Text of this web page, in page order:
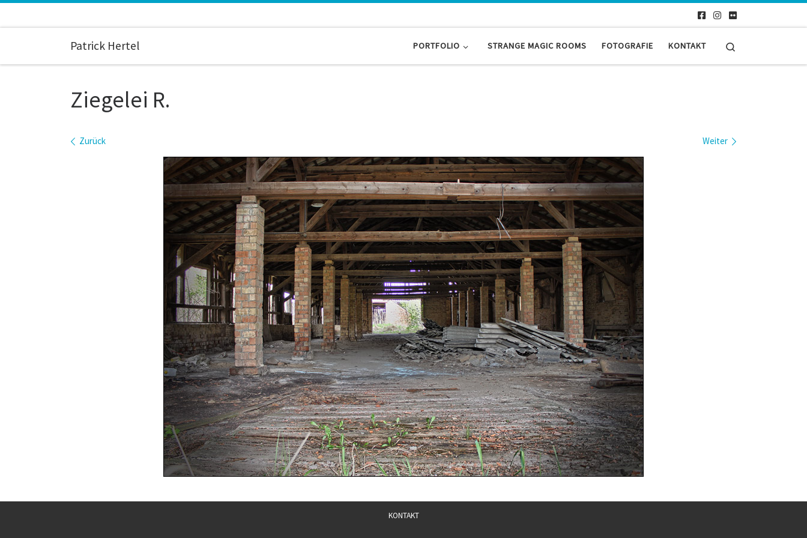
Patrick Hertel PORTFOLIO STRANGE MAGIC ROOMS FOTOGRAFIE KONTAKT
Ziegelei R.
Bilder Navigation
Zurück Weiter
KONTAKT